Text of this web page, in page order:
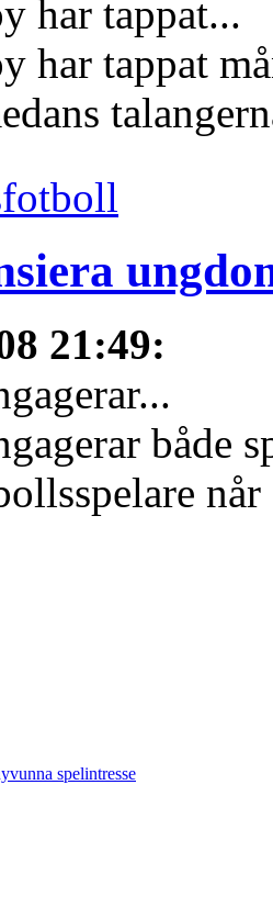
har tappat...
har tappat
21:49:
både
spelintresse